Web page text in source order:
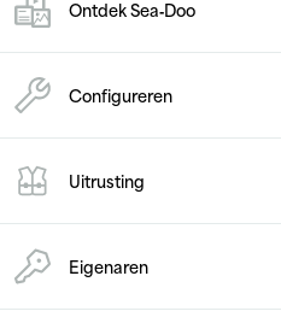
Ontdek Sea‑Doo
Configureren
Uitrusting
Eigenaren